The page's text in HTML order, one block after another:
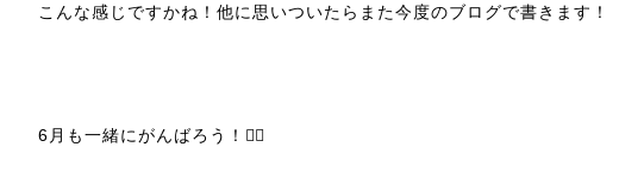
こんな感じですかね！他に思いついたらまた今度のブログで書きます！
6月も一緒にがんばろう！❤️‍🔥